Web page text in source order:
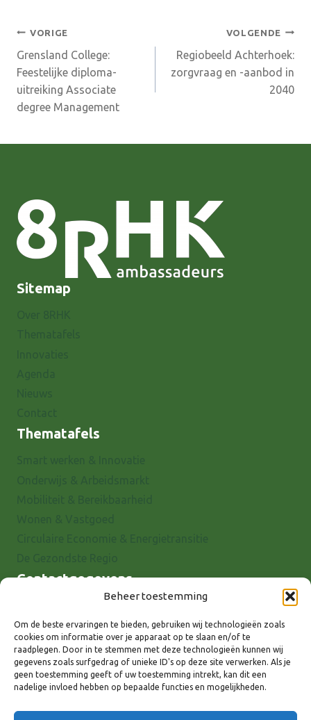
Beheer toestemming
Om de beste ervaringen te bieden, gebruiken wij technologieën zoals
cookies om informatie over je apparaat op te slaan en/of te
raadplegen. Door in te stemmen met deze technologieën kunnen wij
gegevens zoals surfgedrag of unieke ID's op deze site verwerken. Als je
geen toestemming geeft of uw toestemming intrekt, kan dit een
nadelige invloed hebben op bepaalde functies en mogelijkheden.
Bericht
navigatie
VORIGE
Grensland College:
Feestelijke diploma-
uitreiking Associate
degree Management
VOLGENDE
Regiobeeld Achterhoek:
zorgvraag en -aanbod in
2040
Sitemap
Thematafels
Contactgegevens
7001 EX Doetinchem
E-mail: info@8rhk.nl
Telefoonnummers
Privacyverklaring